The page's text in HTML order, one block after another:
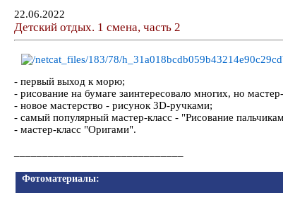
22.06.2022
Детский отдых. 1 смена, часть 2
- первый выход к морю;
- рисование на бумаге заинтересовало многих, но
- новое мастерство - рисунок 3D-ручками;
- самый популярный мастер-класс - "Рисование
- мастер-класс "Оригами".
Фотоматериалы: